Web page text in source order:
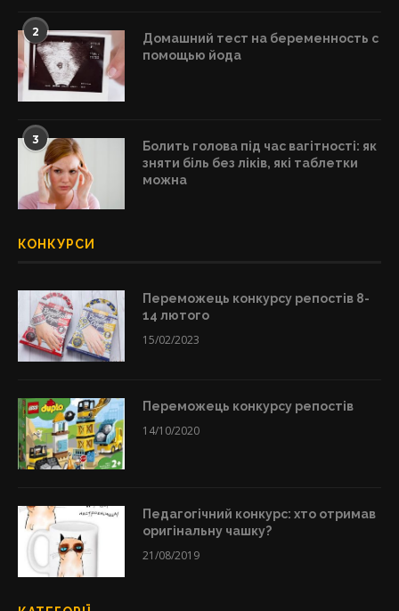
2
Домашний тест на беременность с
помощью йода
3
Болить голова під час вагітності: як
зняти біль без ліків, які таблетки
можна
КОНКУРСИ
Переможець конкурсу репостів 8-
14 лютого
15/02/2023
Переможець конкурсу репостів
14/10/2020
Педагогічний конкурс: хто отримав
оригінальну чашку?
21/08/2019